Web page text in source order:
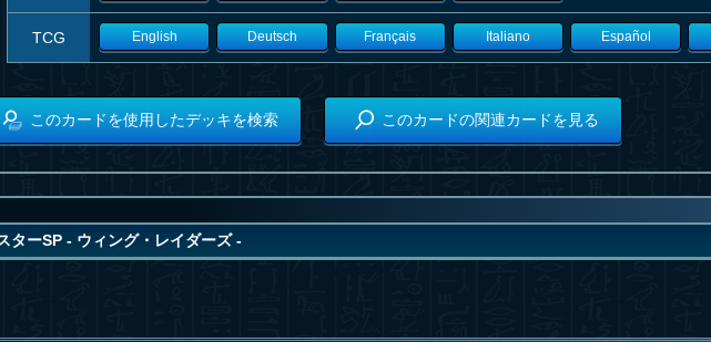
TCG English Deutsch Français Italiano Español
このカードを使用したデッキを検索 このカードの関連カードを見る
ターSP - ウィング・レイダーズ -